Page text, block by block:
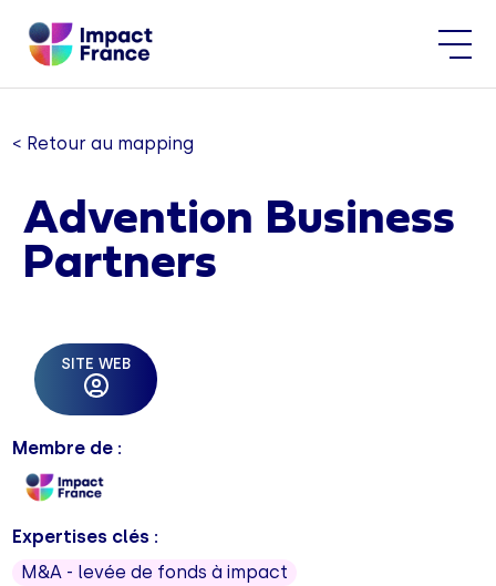
< Retour au mapping
Advention Business
Partners
SITE WEB
Membre de :
Expertises clés :
M&A - levée de fonds à impact